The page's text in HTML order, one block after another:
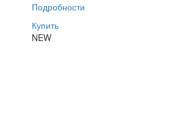
Подробности
Купить
NEW